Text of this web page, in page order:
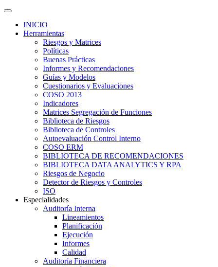
INICIO
Herramientas
Riesgos y Matrices
Políticas
Buenas Prácticas
Informes y Recomendaciones
Guías y Modelos
Cuestionarios y Evaluaciones
COSO 2013
Indicadores
Matrices Segregación de Funciones
Biblioteca de Riesgos
Biblioteca de Controles
Autoevaluación Control Interno
COSO ERM
BIBLIOTECA DE RECOMENDACIONES
BIBLIOTECA DATA ANALYTICS Y RPA
Riesgos de Negocio
Detector de Riesgos y Controles
ISO
Especialidades
Auditoría Interna
Lineamientos
Planificación
Ejecución
Informes
Calidad
Auditoría Financiera